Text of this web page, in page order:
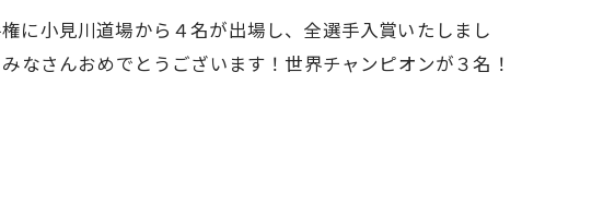
に小見川道場から４名が出場し、全選手入賞いたしまし
なさんおめでとうございます！世界チャンピオンが３名！